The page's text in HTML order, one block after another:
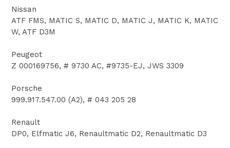
Nissan
ATF FMS, MATIC S, MATIC D, MATIC J, MATIC K, MATIC
W, ATF D3M
Peugeot
Z 000169756, # 9730 AC, #9735-EJ, JWS 3309
Porsche
999.917.547.00 (A2), # 043 205 28
Renault
DP0, Elfmatic J6, Renaultmatic D2, Renaultmatic D3